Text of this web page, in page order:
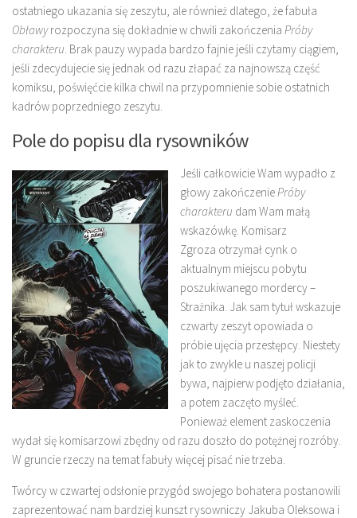
ostatniego ukazania się zeszytu, ale również dlatego, że fabuła
Obławyrozpoczyna się dokładnie w chwili zakończenia Próby
charakteru. Brak pauzy wypada bardzo fajnie jeśli czytamy ciągiem,
jeśli zdecydujecie się jednak od razu złapać za najnowszą część
komiksu, poświęćcie kilka chwil na przypomnienie sobie ostatnich
kadrów poprzedniego zeszytu.
Pole do popisu dla rysowników
Jeśli całkowicie Wam wypadło z
głowy zakończeniePróby
charakteru dam Wam małą
wskazówkę. Komisarz
Zgroza otrzymał cynk o
aktualnym miejscu pobytu
poszukiwanego mordercy –
Strażnika. Jak sam tytuł wskazuje
czwarty zeszyt opowiada o
próbie ujęcia przestępcy. Niestety
jak to zwykle u naszej policji
bywa, najpierw podjęto działania,
a potem zaczęto myśleć.
Ponieważ element zaskoczenia
wydał się komisarzowi zbędny od razu doszło do potężnej rozróby.
W gruncie rzeczy na temat fabuły więcej pisać nie trzeba.
Twórcy w czwartej odsłonie przygód swojego bohatera postanowili
zaprezentować nam bardziej kunszt rysowniczy Jakuba Oleksowa i